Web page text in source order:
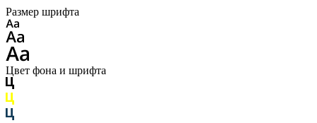
Размер шрифта
Цвет фона и шрифта